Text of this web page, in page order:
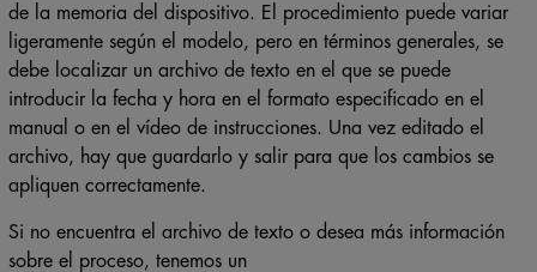
de la memoria del dispositivo. El procedimiento puede variar
ligeramente según el modelo, pero en términos generales, se
debe localizar un archivo de texto en el que se puede
introducir la fecha y hora en el formato especificado en el
manual o en el vídeo de instrucciones. Una vez editado el
archivo, hay que guardarlo y salir para que los cambios se
apliquen correctamente.
Si no encuentra el archivo de texto o desea más información
sobre el proceso, tenemos un